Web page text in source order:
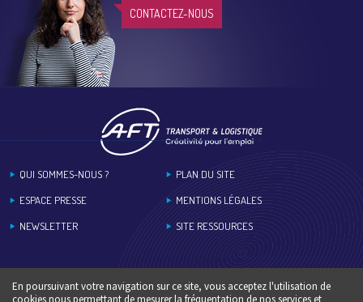
CONTACTEZ-NOUS
QUI SOMMES-NOUS ?
ESPACE PRESSE
NEWSLETTER
PLAN DU SITE
MENTIONS LÉGALES
SITE RESSOURCES
En poursuivant votre navigation sur ce site, vous acceptez l'utilisation de
cookies nous permettant de mesurer la fréquentation de nos services et